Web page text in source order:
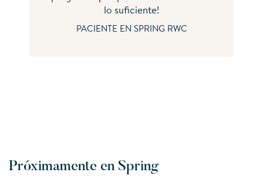
lo suficiente!
PACIENTE EN SPRING RWC
Próximamente en Spring